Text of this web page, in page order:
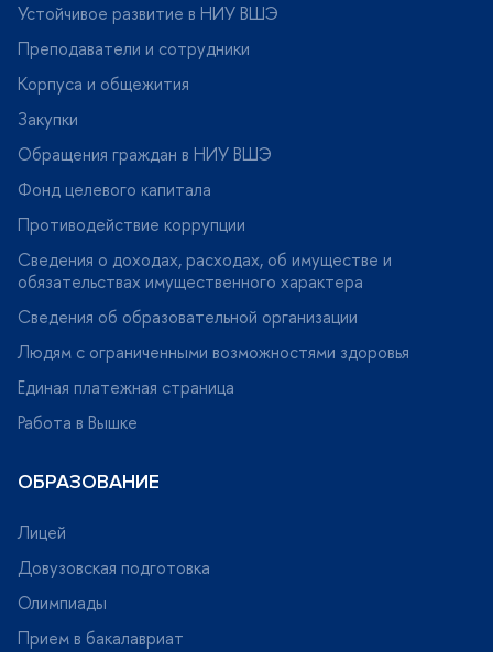
Устойчивое развитие в НИУ ВШЭ
Преподаватели и сотрудники
Корпуса и общежития
Закупки
Обращения граждан в НИУ ВШЭ
Фонд целевого капитала
Противодействие коррупции
Сведения о доходах, расходах, об имуществе и
обязательствах имущественного характера
Сведения об образовательной организации
Людям с ограниченными возможностями здоровья
Единая платежная страница
Работа в Вышке
ОБРАЗОВАНИЕ
Лицей
Довузовская подготовка
Олимпиады
Прием в бакалавриат